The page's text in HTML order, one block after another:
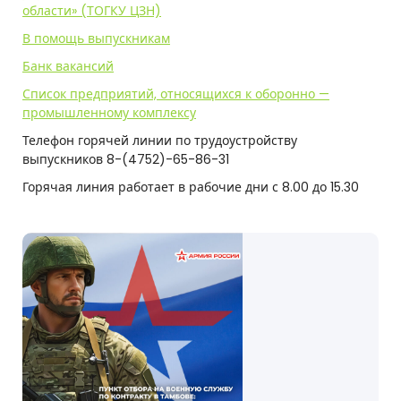
о
г
и
ч
е
с
к
и
й
т
е
х
области» (ТОГКУ ЦЗН)
В помощь выпускникам
Банк вакансий
Список предприятий, относящихся к оборонно —
промышленному комплексу
Телефон горячей линии по трудоустройству
выпускников 8-(4752)-65-86-31
Горячая линия работает в рабочие дни с 8.00 до 15.30